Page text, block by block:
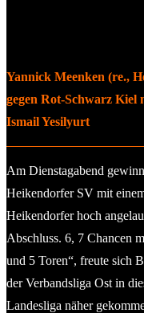
Yannick Meenken (re.,
gegen Rot-Schwarz Kiel
Ismail Yesilyurt
Am Dienstagabend
Heikendorfer SV mit
Heikendorfer hoch
Abschluss. 6, 7 Chancen
und 5 Toren“, freute sich
der Verbandsliga Ost in
Landesliga näher